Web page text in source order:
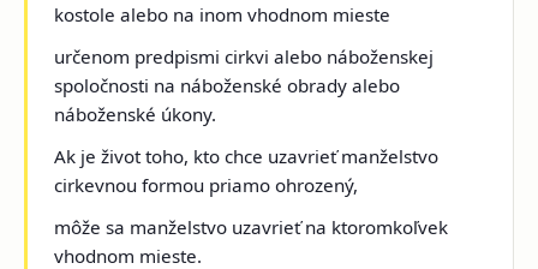
kostole alebo na inom vhodnom mieste
určenom predpismi cirkvi alebo náboženskej
spoločnosti na náboženské obrady alebo
náboženské úkony.
Ak je život toho, kto chce uzavrieť manželstvo
cirkevnou formou priamo ohrozený,
môže sa manželstvo uzavrieť na ktoromkoľvek
vhodnom mieste.